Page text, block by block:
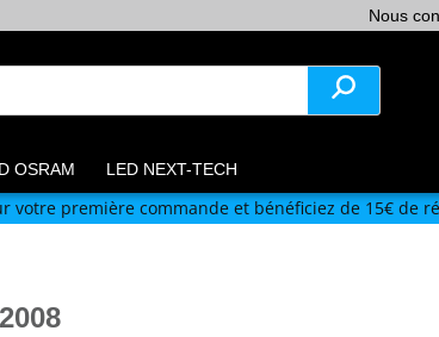
Nous
OSRAM LED NEXT-TECH
votre première commande et bénéficiez de 15€ de